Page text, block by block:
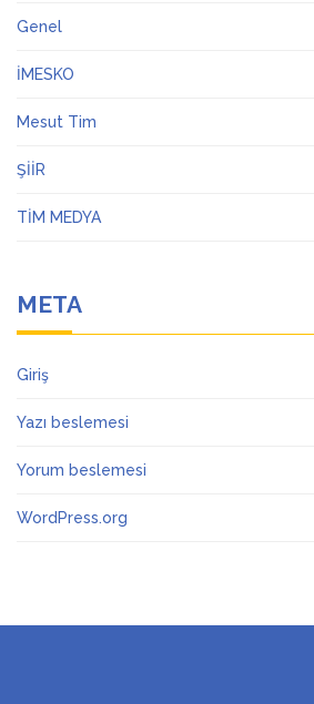
Genel
İMESKO
Mesut Tim
ŞİİR
TİM MEDYA
META
Giriş
Yazı beslemesi
Yorum beslemesi
WordPress.org